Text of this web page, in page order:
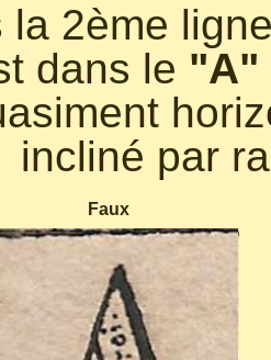
la 2ème
dans le "A"
incliné par
Faux